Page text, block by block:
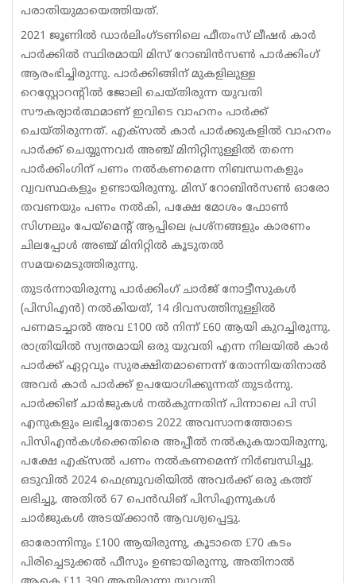
പരാതിയുമായെത്തിയത്.
2021 ജൂണിൽ ഡാർലിംഗ്ടണിലെ ഫീതംസ് ലീഷർ കാർ
പാർക്കിൽ സ്ഥിരമായി മിസ് റോബിൻസൺ പാർക്കിംഗ്
ആരംഭിച്ചിരുന്നു. പാർക്കിങ്ങിന് മുകളിലുള്ള
റെസ്റ്റോറന്റിൽ ജോലി ചെയ്തിരുന്ന യുവതി
സൗകര്യാർത്ഥമാണ് ഇവിടെ വാഹനം പാർക്ക്
ചെയ്തിരുന്നത്. എക്‌സൽ കാർ പാർക്കുകളിൽ വാഹനം
പാർക്ക് ചെയ്യുന്നവർ അഞ്ച് മിനിറ്റിനുള്ളിൽ തന്നെ
പാർക്കിംഗിന് പണം നൽകണമെന്ന നിബന്ധനകളും
വ്യവസ്ഥകളും ഉണ്ടായിരുന്നു. മിസ് റോബിൻസൺ ഓരോ
തവണയും പണം നൽകി, പക്ഷേ മോശം ഫോൺ
സിഗ്നലും പേയ്‌മെന്റ് ആപ്പിലെ പ്രശ്‌നങ്ങളും കാരണം
ചിലപ്പോൾ അഞ്ച് മിനിറ്റിൽ കൂടുതൽ
സമയമെടുത്തിരുന്നു.
തുടർന്നായിരുന്നു പാർക്കിംഗ് ചാർജ് നോട്ടീസുകൾ
(പിസിഎൻ) നൽകിയത്, 14 ദിവസത്തിനുള്ളിൽ
പണമടച്ചാൽ അവ £100 ൽ നിന്ന് £60 ആയി കുറച്ചിരുന്നു.
രാത്രിയിൽ സ്വന്തമായി ഒരു യുവതി എന്ന നിലയിൽ കാർ
പാർക്ക് ഏറ്റവും സുരക്ഷിതമാണെന്ന് തോന്നിയതിനാൽ
അവർ കാർ പാർക്ക് ഉപയോഗിക്കുന്നത് തുടർന്നു.
പാർക്കിങ് ചാർജുകൾ നൽകുന്നതിന് പിന്നാലെ പി സി
എനുകളും ലഭിച്ചതോടെ 2022 അവസാനത്തോടെ
പിസിഎൻകൾക്കെതിരെ അപ്പീൽ നൽകുകയായിരുന്നു,
പക്ഷേ എക്സൽ പണം നൽകണമെന്ന് നിർബന്ധിച്ചു.
ഒടുവിൽ 2024 ഫെബ്രുവരിയിൽ അവർക്ക് ഒരു കത്ത്
ലഭിച്ചു, അതിൽ 67 പെൻഡിങ് പിസിഎന്നുകൾ
ചാർജുകൾ അടയ്ക്കാൻ ആവശ്യപ്പെട്ടു.
ഓരോന്നിനും £100 ആയിരുന്നു, കൂടാതെ £70 കടം
പിരിച്ചെടുക്കൽ ഫീസും ഉണ്ടായിരുന്നു, അതിനാൽ